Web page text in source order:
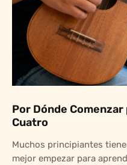
Por Dónde
Cuatro
Muchos principiantes
mejor empezar para